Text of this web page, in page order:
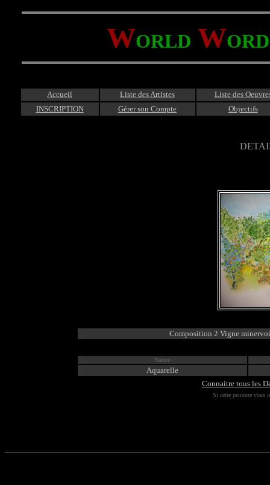
WORLD WORD
Accueil Liste des Artistes
Liste des
INSCRIPTION
Gérer son Compte Objectifs
Composition 2 Vigne
Nature
Aquarelle
Connaitre tous les
Si cette peinture vous